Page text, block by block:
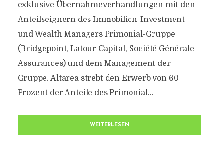
exklusive Übernahmeverhandlungen mit den
Anteilseignern des Immobilien-Investment-
und Wealth Managers Primonial-Gruppe
(Bridgepoint, Latour Capital, Société Générale
Assurances) und dem Management der
Gruppe. Altarea strebt den Erwerb von 60
Prozent der Anteile des Primonial...
WEITERLESEN